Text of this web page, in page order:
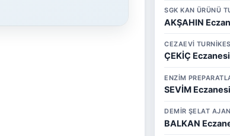
SGK KAN ÜRÜNÜ
AKŞAHIN
CEZAEVİ
ÇEKİÇ Eczanesi
ENZİM
SEVİM Eczanesi
DEMİR ŞELAT
BALKAN